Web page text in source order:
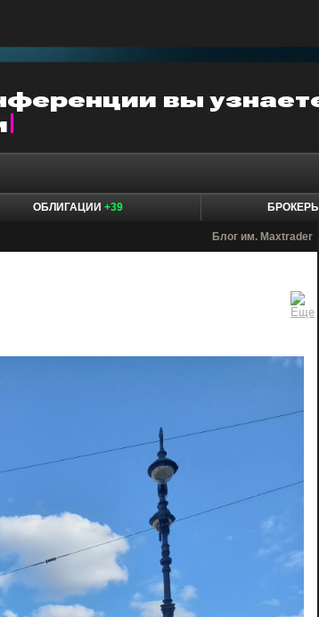
ОБЛИГАЦИИ +39 БРОКЕРЫ
Блог им. Maxtrader